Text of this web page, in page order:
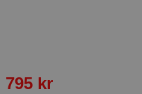
795 kr